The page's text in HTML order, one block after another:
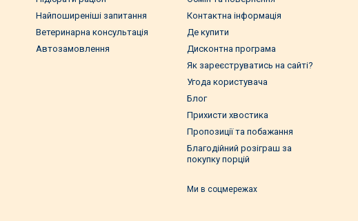
Найпоширеніші запитання
Ветеринарна консультація
Автозамовлення
Контактна інформація
Де купити
Дисконтна програма
Як зареєструватись на сайті?
Угода користувача
Блог
Прихисти хвостика
Пропозиції та побажання
Благодійний розіграш за
покупку порцій
Ми в соцмережах